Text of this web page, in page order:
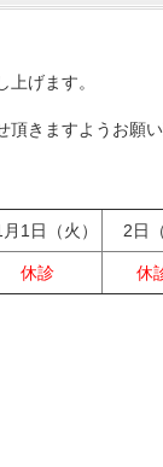
げます。
きますようお願い
1日（火） 2日（
休診 休